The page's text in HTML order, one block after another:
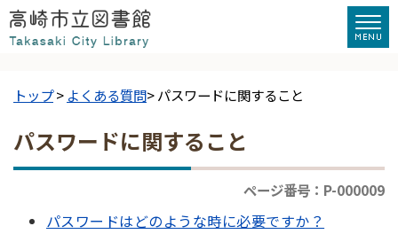
トップ> よくある質問> パスワードに関すること
パスワードに関すること
ページ番号：P-000009
パスワードはどのような時に必要ですか？